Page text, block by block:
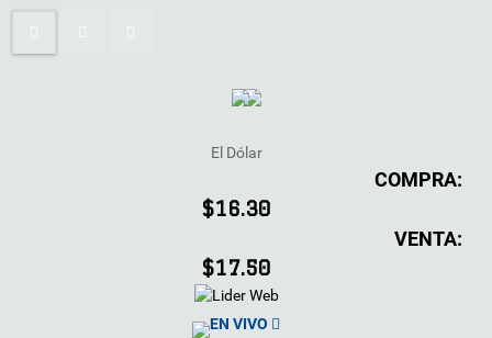
El Dólar
COMPRA:
$16.30
VENTA:
$17.50
EN VIVO